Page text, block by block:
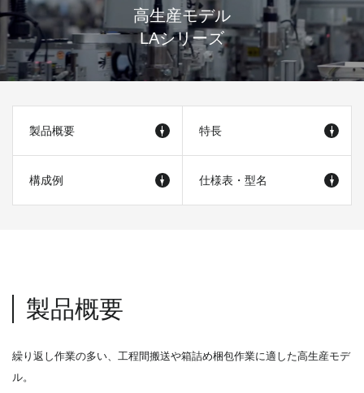
高生産モデル
LAシリーズ
製品概要 特長
構成例 仕様表・型名
製品概要
繰り返し作業の多い、工程間搬送や箱詰め梱包作業に適した高生産モデ
ル。